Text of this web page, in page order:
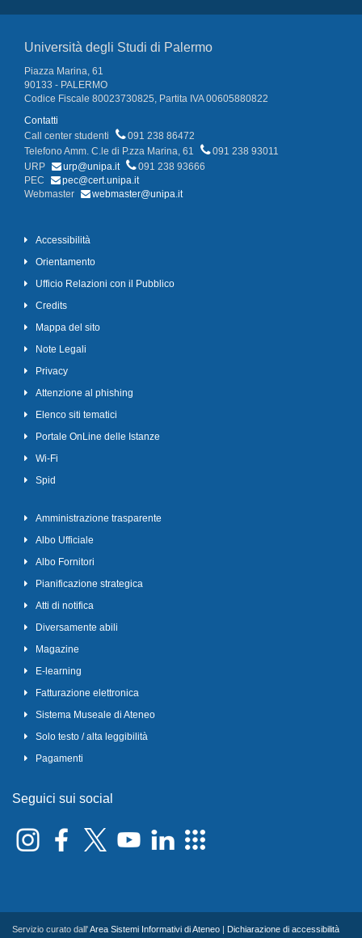
Università degli Studi di Palermo
Piazza Marina, 61
90133 - PALERMO
Codice Fiscale 80023730825, Partita IVA 00605880822
Contatti
Call center studenti
091 238 86472
Telefono Amm. C.le di P.zza Marina, 61
091 238 93011
URP
urp@unipa.it
091 238 93666
PEC
pec@cert.unipa.it
Webmaster
webmaster@unipa.it
Accessibilità
Orientamento
Ufficio Relazioni con il Pubblico
Credits
Mappa del sito
Note Legali
Privacy
Attenzione al phishing
Elenco siti tematici
Portale OnLine delle Istanze
Wi-Fi
Spid
Amministrazione trasparente
Albo Ufficiale
Albo Fornitori
Pianificazione strategica
Atti di notifica
Diversamente abili
Magazine
E-learning
Fatturazione elettronica
Sistema Museale di Ateneo
Solo testo / alta leggibilità
Pagamenti
Seguici sui social
Servizio curato dall'Area Sistemi Informativi di Ateneo Dichiarazione di accessibilità